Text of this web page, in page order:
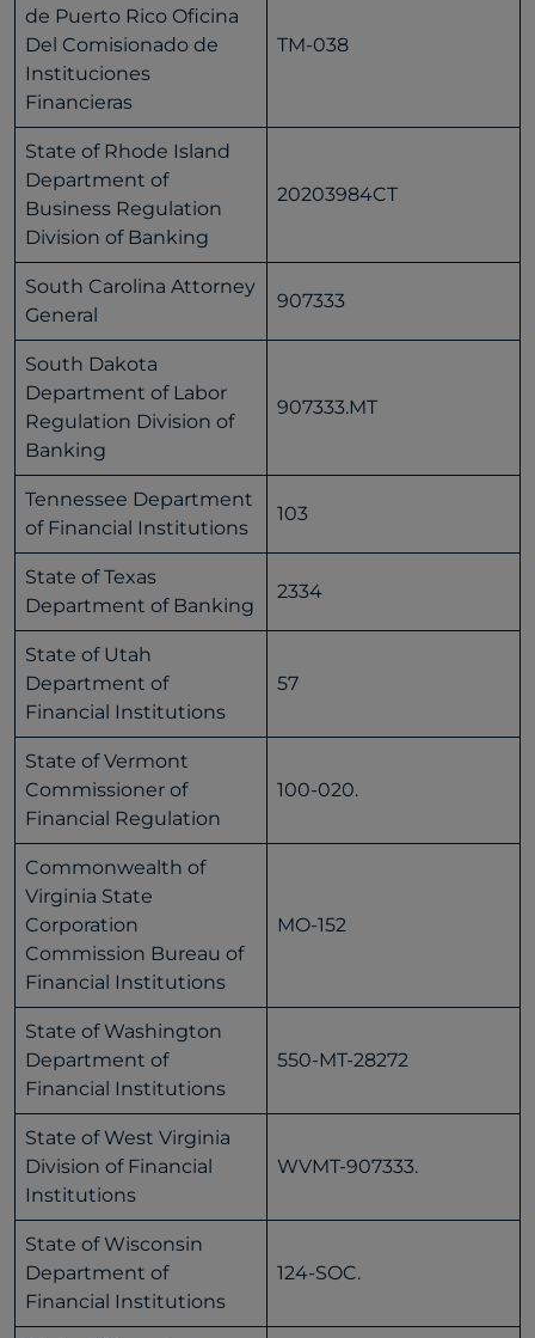
de Puerto Rico Oficina
Del Comisionado de
Instituciones
Financieras
TM-038
State of Rhode Island
Department of
Business Regulation
Division of Banking
20203984CT
South Carolina Attorney
General
907333
South Dakota
Department of Labor
Regulation Division of
Banking
907333.MT
Tennessee Department
of Financial Institutions
103
State of Texas
Department of Banking
2334
State of Utah
Department of
Financial Institutions
57
State of Vermont
Commissioner of
Financial Regulation
100-020.
Commonwealth of
Virginia State
Corporation
Commission Bureau of
Financial Institutions
MO-152
State of Washington
Department of
Financial Institutions
550-MT-28272
State of West Virginia
Division of Financial
Institutions
WVMT-907333.
State of Wisconsin
Department of
Financial Institutions
124-SOC.